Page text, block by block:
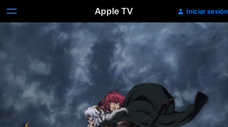
Apple TV Iniciar sesión